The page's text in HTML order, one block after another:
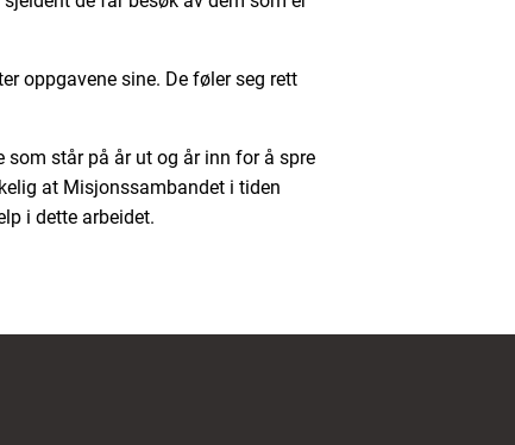
oppgavene sine. De føler seg rett
står på år ut og år inn for å spre
at Misjonssambandet i tiden
i dette arbeidet.